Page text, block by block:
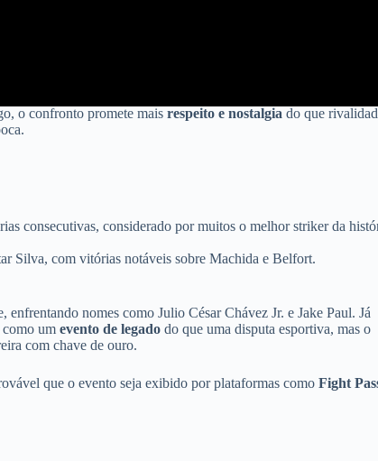
o confronto promete maisrespeito e nostalgia do que
consecutivas, considerado por muitos o melhor striker da
Silva, com vitórias notáveis sobre Machida e Belfort.
nomes como Julio César Chávez Jr. e Jake Paul. Já
como umevento de legado do que uma disputa esportiva, mas o
com chave de ouro.
que o evento seja exibido por plataformas comoFight